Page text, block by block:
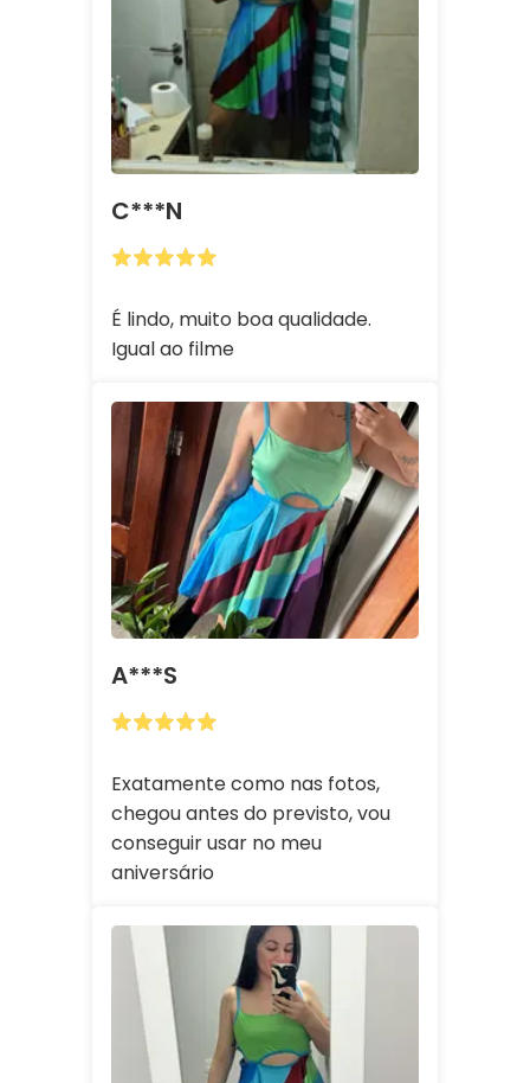
C***n
É lindo, muito boa qualidade.
Igual ao filme
A***s
Exatamente como nas fotos,
chegou antes do previsto, vou
conseguir usar no meu
aniversário